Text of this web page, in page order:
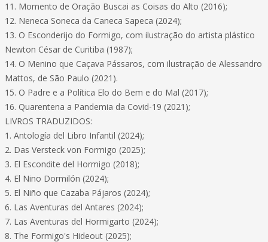
11. Momento de Oração Buscai as Coisas do Alto (2016);
12. Neneca Soneca da Caneca Sapeca (2024);
13. O Esconderijo do Formigo, com ilustração do artista plástico
Newton César de Curitiba (1987);
14. O Menino que Caçava Pássaros, com ilustração de Alessandro
Mattos, de São Paulo (2021).
15. O Padre e a Política Elo do Bem e do Mal (2017);
16. Quarentena a Pandemia da Covid-19 (2021);
LIVROS TRADUZIDOS:
1. Antología del Libro Infantil (2024);
2. Das Versteck von Formigo (2025);
3. El Escondite del Hormigo (2018);
4. El Nino Dormilón (2024);
5. El Niño que Cazaba Pájaros (2024);
6. Las Aventuras del Antares (2024);
7. Las Aventuras del Hormigarto (2024);
8. The Formigo's Hideout (2025);